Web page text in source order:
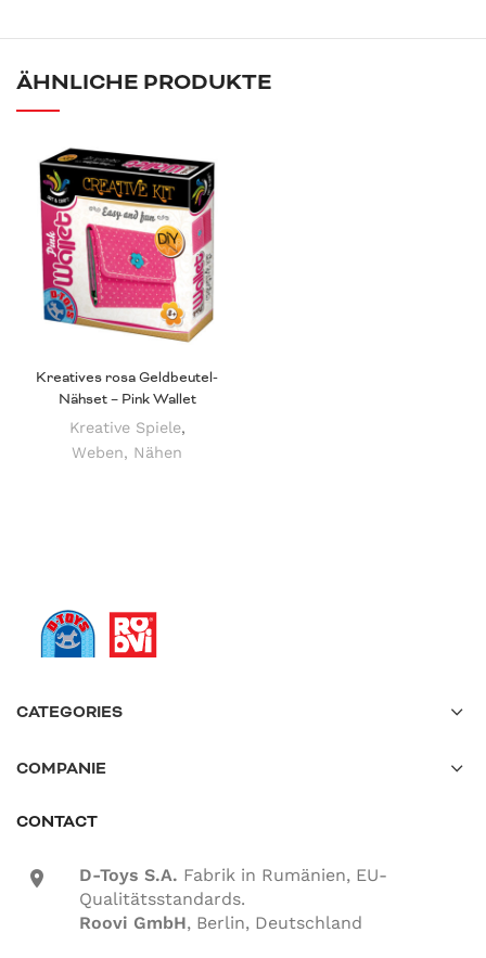
ÄHNLICHE PRODUKTE
Kreatives rosa Geldbeutel-
Nähset – Pink Wallet
Kreative Spiele,
Weben, Nähen
CATEGORIES
COMPANIE
CONTACT
location-icon D-Toys S.A. Fabrik in Rumänien, EU-
Qualitätsstandards.
Roovi GmbH, Berlin, Deutschland